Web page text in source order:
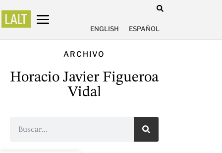
ENGLISH ESPAÑOL
ARCHIVO
Horacio Javier Figueroa
Vidal